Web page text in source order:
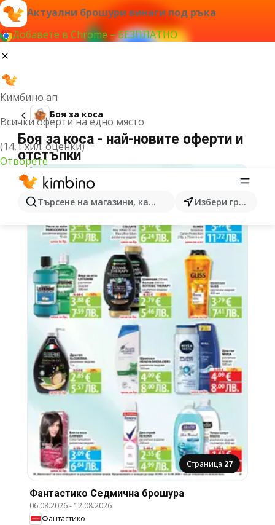
Актуални брошури винаги под ръка
Добавете в Chrome – БЕЗПЛАТНО
Кимбино ап
Всички оферти на едно място
(14,1 хил. оценки)
Отворете
Търсене на магазини, категории, продукти...Избери град
Боя за коса
Боя за коса - най-новите оферти и
отстъпки
Страница 27
Фантастико Cедмична брошура
06.08.2026- 12.08.2026
Фантастико